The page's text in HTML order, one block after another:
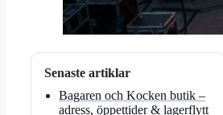
Senaste artiklar
Bagaren och Kocken butik –
adress, öppettider & lagerflytt